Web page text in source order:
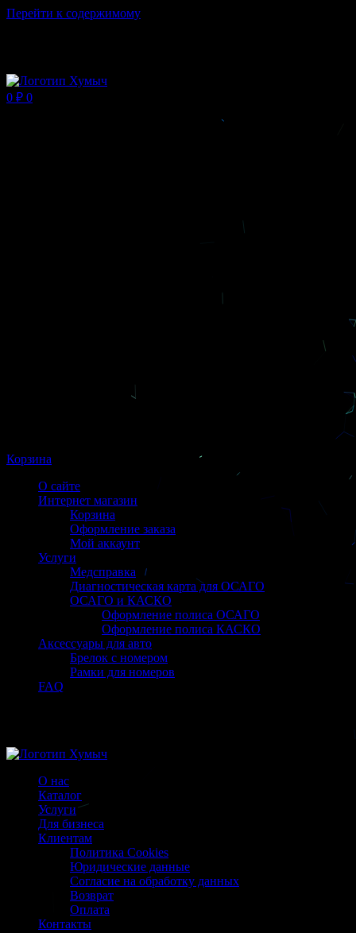
Перейти к содержимому
0 ₽ 0
Корзина
О сайте
Интернет магазин
Корзина
Оформление заказа
Мой аккаунт
Услуги
Медсправка
Диагностическая карта для ОСАГО
ОСАГО и КАСКО
Оформление полиса ОСАГО
Оформление полиса КАСКО
Аксессуары для авто
Брелок с номером
Рамки для номеров
FAQ
О нас
Каталог
Услуги
Для бизнеса
Клиентам
Политика Cookies
Юридические данные
Согласие на обработку данных
Возврат
Оплата
Контакты